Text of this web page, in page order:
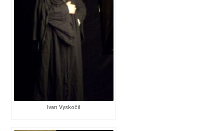
Ivan Vyskočil